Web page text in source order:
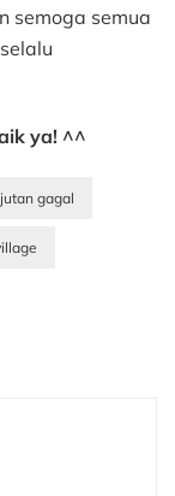
semoga semua
ya! ^^
gagal